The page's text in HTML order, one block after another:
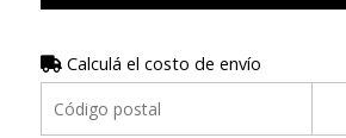
Calculá el costo de envío